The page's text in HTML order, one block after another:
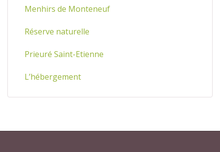
Menhirs de Monteneuf
Réserve naturelle
Prieuré Saint-Etienne
L’hébergement